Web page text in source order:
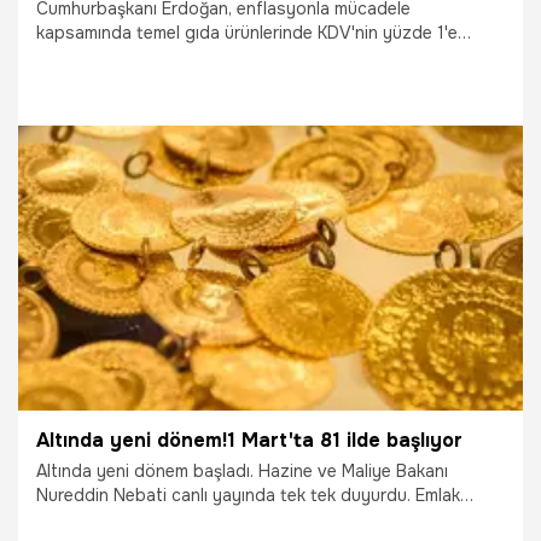
Cumhurbaşkanı Erdoğan, enflasyonla mücadele
kapsamında temel gıda ürünlerinde KDV'nin yüzde 1'e
14.02.2022 Ekonomi
Altında yeni dönem!1 Mart'ta 81 ilde başlıyor
Altında yeni dönem başladı. Hazine ve Maliye Bakanı
Nureddin Nebati canlı yayında tek tek duyurdu. Emlak